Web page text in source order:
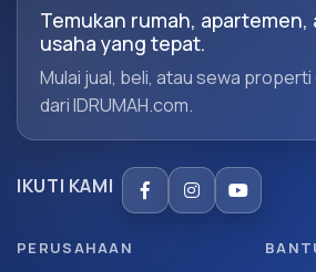
Temukan rumah, apartemen,
usaha yang tepat.
Mulai jual, beli, atau sewa
dari IDRUMAH.com.
IKUTI KAMI
PERUSAHAAN